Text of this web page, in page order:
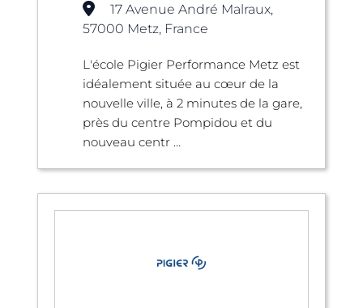
17 Avenue André Malraux,
57000 Metz, France
L'école Pigier Performance Metz est
idéalement située au cœur de la
nouvelle ville, à 2 minutes de la gare,
près du centre Pompidou et du
nouveau centr ...